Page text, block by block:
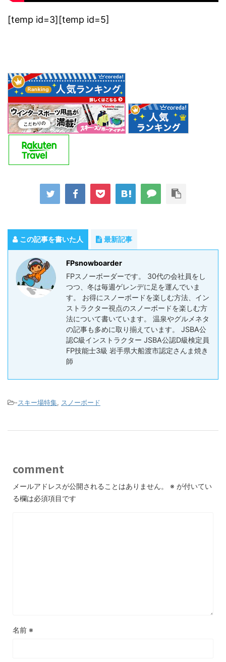
[temp id=3][temp id=5]
この記事を書いた人 最新記事
FPsnowboarder
FPスノーボーダーです。 30代の会社員をし
つつ、冬は毎週ゲレンデに足を運んでいま
す。 お得にスノーボードを楽しむ方法、イン
ストラクター視点のスノーボードを楽しむ方
法について書いています。 温泉やグルメネタ
の記事も多めに取り揃えています。 JSBA公
認C級インストラクター JSBA公認D級検定員
FP技能士3級 岩手県大船渡市認定さんま焼き
師
-スキー場特集, スノーボード
comment
メールアドレスが公開されることはありません。 ※ が付いてい
る欄は必須項目です
名前 ※